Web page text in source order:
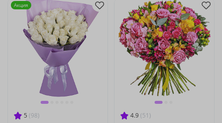
5 (98)
Акция
4.9 (51)